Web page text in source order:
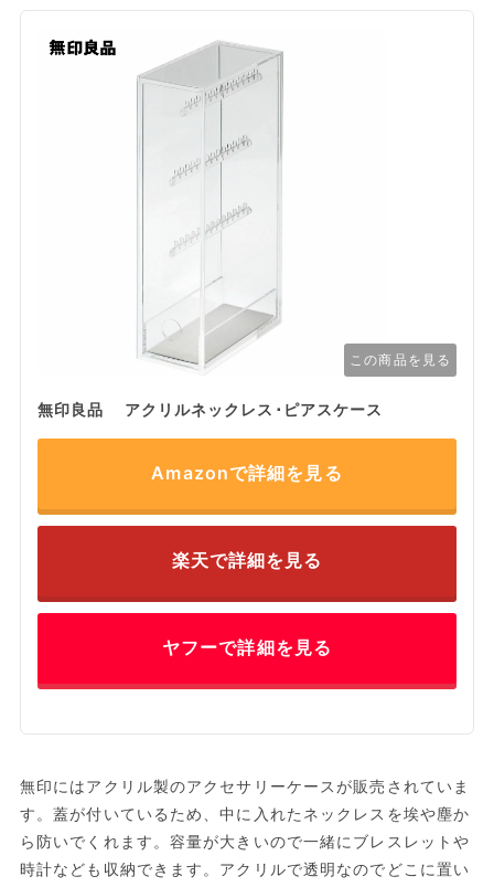
この商品を見る
無印良品 アクリルネックレス･ピアスケース
Amazonで詳細を見る
楽天で詳細を見る
ヤフーで詳細を見る
無印にはアクリル製のアクセサリーケースが販売されていま
す。蓋が付いているため、中に入れたネックレスを埃や塵か
ら防いでくれます。容量が大きいので一緒にブレスレットや
時計なども収納できます。アクリルで透明なのでどこに置い